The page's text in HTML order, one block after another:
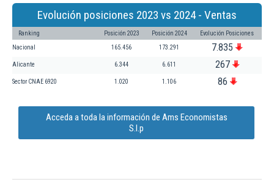
Evolución posiciones 2023 vs 2024 - Ventas
Ranking Posición 2023 Posición 2024 Evolución Posiciones
Nacional 165.456 173.291 7.835
Alicante 6.344 6.611 267
Sector CNAE 6920 1.020 1.106 86
Acceda a toda la información de Ams Economistas
S.l.p